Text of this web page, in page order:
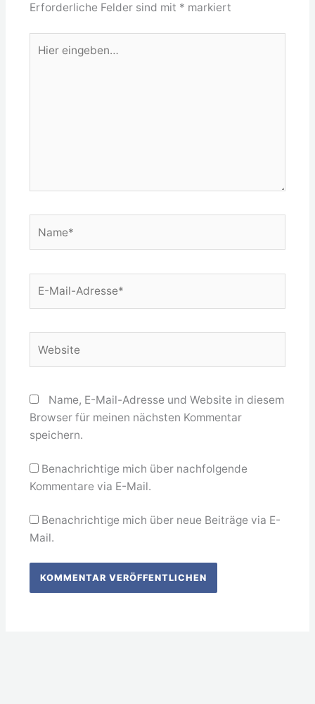
Erforderliche Felder sind mit * markiert
eingeben…
Mail-
Name, E-Mail-Adresse und Website in diesem
Browser für meinen nächsten Kommentar
speichern.
Benachrichtige mich über nachfolgende
Kommentare via E-Mail.
Benachrichtige mich über neue Beiträge via E-
Mail.